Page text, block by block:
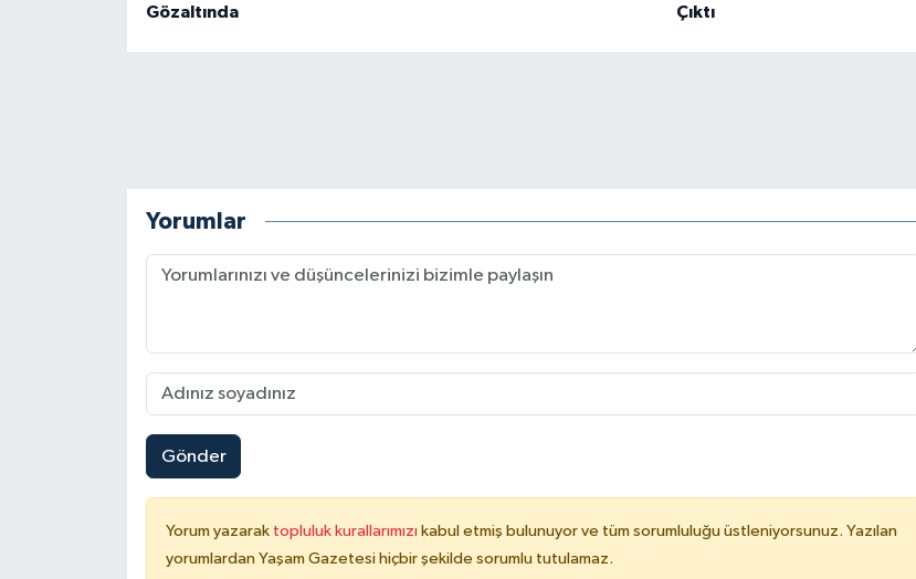
Gözaltında
Çıktı
Yorumlar
Gönder
Yorum yazarak topluluk kurallarımızı kabul etmiş bulunuyor ve tüm sorumluluğu üstleniyorsunuz. Yazılan
yorumlardan Yaşam Gazetesi hiçbir şekilde sorumlu tutulamaz.